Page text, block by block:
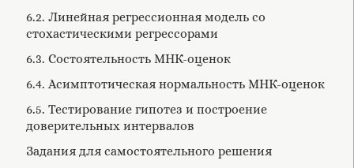
6.2. Линейная регрессионная модель со
стохастическими регрессорами
6.3. Состоятельность МНК-оценок
6.4. Асимптотическая нормальность МНК-оценок
6.5. Тестирование гипотез и построение
доверительных интервалов
Задания для самостоятельного решения